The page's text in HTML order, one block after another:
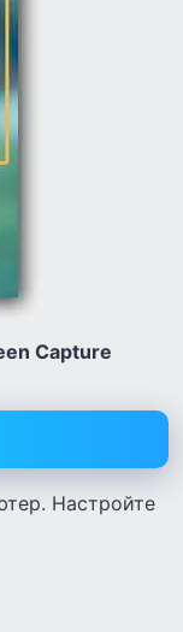
Capture
Настройте